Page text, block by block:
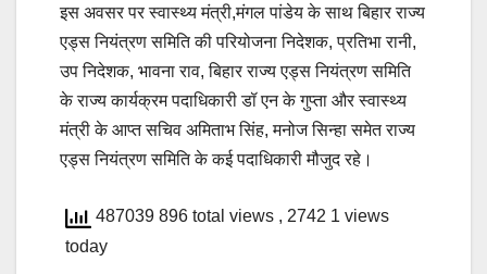
इस अवसर पर स्वास्थ्य मंत्री,मंगल पांडेय के साथ बिहार राज्य
एड्स नियंत्रण समिति की परियोजना निदेशक, प्रतिभा रानी,
उप निदेशक, भावना राव, बिहार राज्य एड्स नियंत्रण समिति
के राज्य कार्यक्रम पदाधिकारी डॉ एन के गुप्ता और स्वास्थ्य
मंत्री के आप्त सचिव अमिताभ सिंह, मनोज सिन्हा समेत राज्य
एड्स नियंत्रण समिति के कई पदाधिकारी मौजुद रहे।
487039 896 total views , 2742 1 views
today